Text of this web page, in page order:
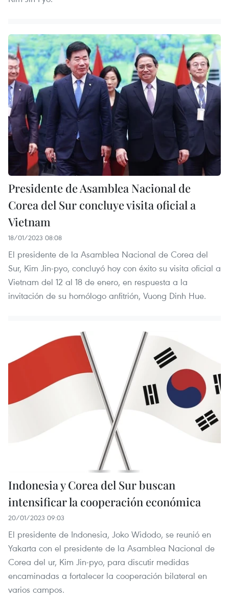
Presidente de Asamblea Nacional de
Corea del Sur concluye visita oficial a
Vietnam
18/01/2023 08:08
El presidente de la Asamblea Nacional de Corea del
Sur, Kim Jin-pyo, concluyó hoy con éxito su visita oficial a
Vietnam del 12 al 18 de enero, en respuesta a la
invitación de su homólogo anfitrión, Vuong Dinh Hue.
Indonesia y Corea del Sur buscan
intensificar la cooperación económica
20/01/2023 09:03
El presidente de Indonesia, Joko Widodo, se reunió en
Yakarta con el presidente de la Asamblea Nacional de
Corea del ur, Kim Jin-pyo, para discutir medidas
encaminadas a fortalecer la cooperación bilateral en
varios campos.